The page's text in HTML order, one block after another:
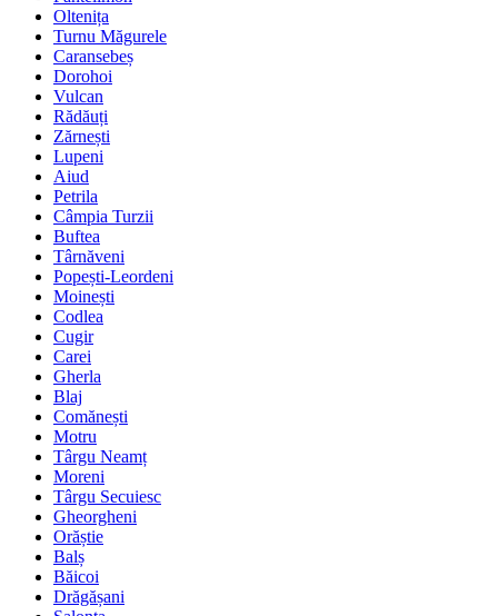
Oltenița
Turnu Măgurele
Caransebeș
Dorohoi
Vulcan
Rădăuți
Zărnești
Lupeni
Aiud
Petrila
Câmpia Turzii
Buftea
Târnăveni
Popești-Leordeni
Moinești
Codlea
Cugir
Carei
Gherla
Blaj
Comănești
Motru
Târgu Neamț
Moreni
Târgu Secuiesc
Gheorgheni
Orăștie
Balș
Băicoi
Drăgășani